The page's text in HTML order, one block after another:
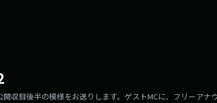
収録後半の模様をお送りします。ゲストMCに、フリーアナ